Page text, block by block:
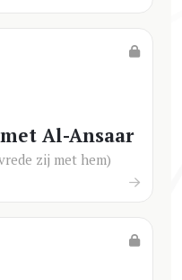
Al-Ansaar
zij met hem)